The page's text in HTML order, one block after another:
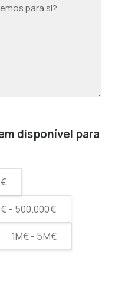
disponível para
- 500.000€
1M€ - 5M€